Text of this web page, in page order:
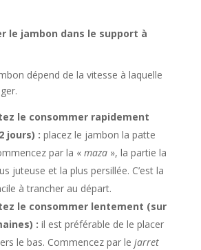
le jambon dans le support à
dépend de la vitesse à laquelle
le consommer rapidement
jours) : placez le jambon la patte
par la «maza», la partie la
juteuse et la plus persillée. C’est la
à trancher au départ.
le consommer lentement (sur
: il est préférable de le placer
le bas. Commencez par le jarret